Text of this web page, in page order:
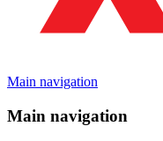
Main navigation
Main navigation